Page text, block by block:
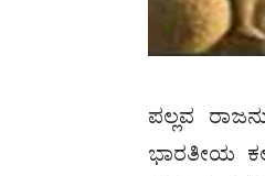
ಪಲ್ಲವ
ಭಾರತೀಯ